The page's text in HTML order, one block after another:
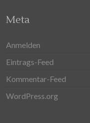
Meta
Anmelden
Eintrags-Feed
Kommentar-Feed
WordPress.org